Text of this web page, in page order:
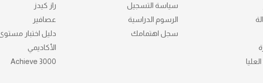
سياسة التسجيل
الرسوم الدراسية
سجل اهتمامك
راز كيدز
عصافير
دليل اختبار
الأكاديمي
Achieve 3000